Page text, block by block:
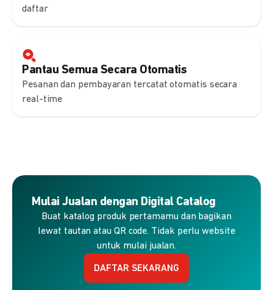
daftar
Pantau Semua Secara Otomatis
Pesanan dan pembayaran tercatat otomatis secara
real-time
Mulai Jualan dengan Digital Catalog
Buat katalog produk pertamamu dan bagikan
lewat tautan atau QR code. Tidak perlu website
untuk mulai jualan.
DAFTAR SEKARANG